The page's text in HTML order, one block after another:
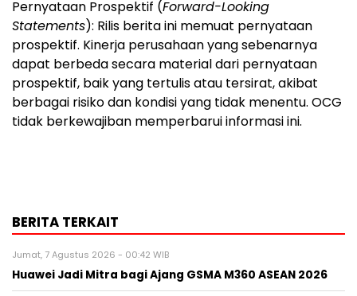
Pernyataan Prospektif (Forward-Looking
Statements): Rilis berita ini memuat pernyataan
prospektif. Kinerja perusahaan yang sebenarnya
dapat berbeda secara material dari pernyataan
prospektif, baik yang tertulis atau tersirat, akibat
berbagai risiko dan kondisi yang tidak menentu. OCG
tidak berkewajiban memperbarui informasi ini.
BERITA TERKAIT
Jumat, 7 Agustus 2026 - 00:42 WIB
Huawei Jadi Mitra bagi Ajang GSMA M360 ASEAN 2026